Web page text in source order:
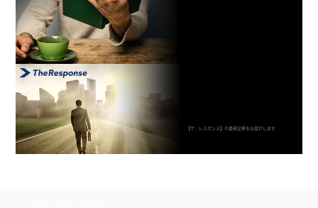
【ザ・レスポンス】の最新記事をお届けします